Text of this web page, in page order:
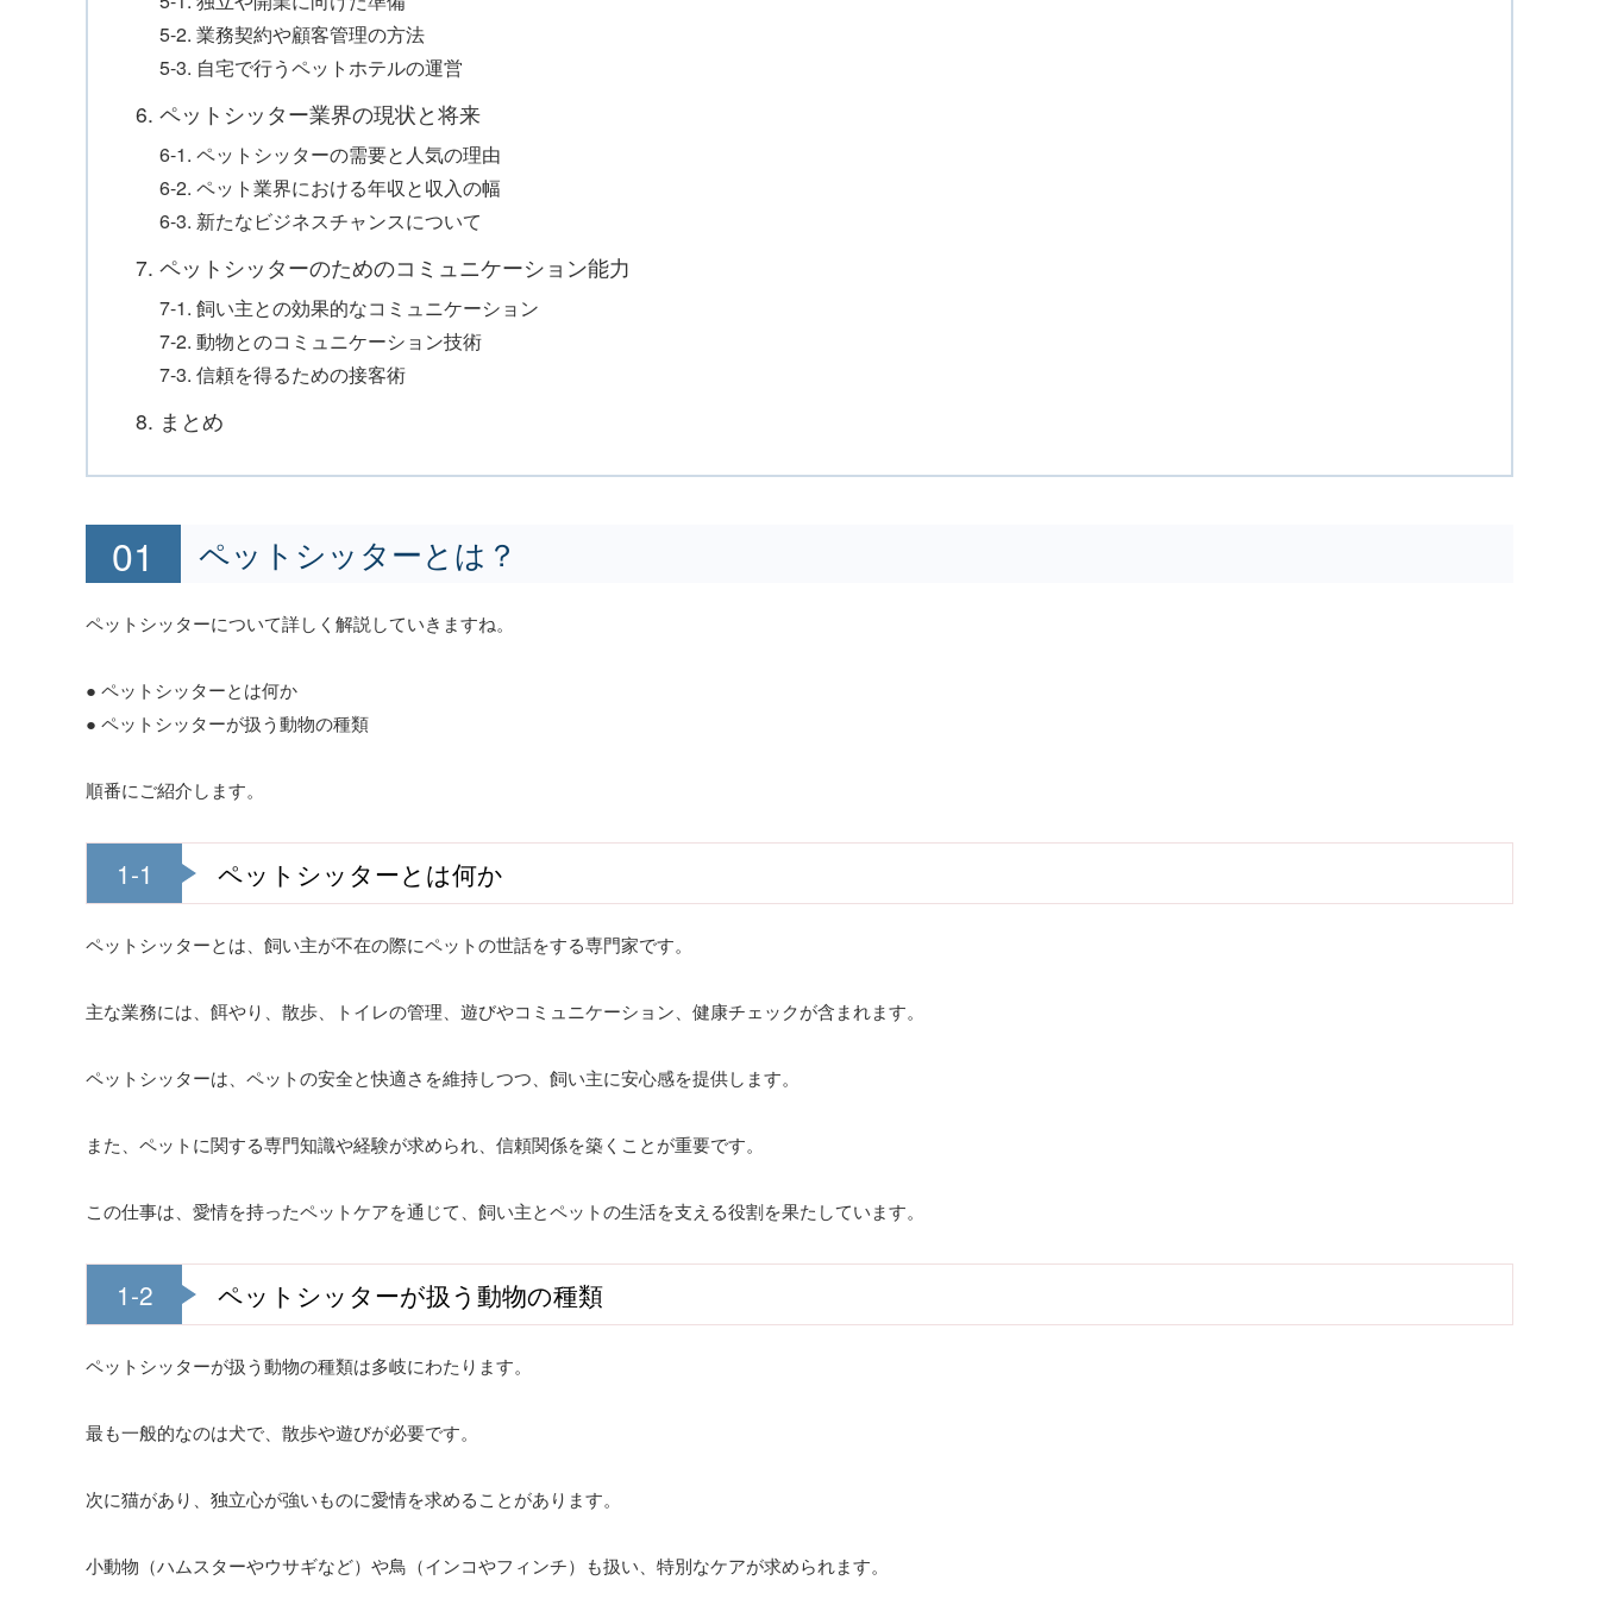
5-2. 業務契約や顧客管理の方法
5-3. 自宅で行うペットホテルの運営
6. ペットシッター業界の現状と将来
6-1. ペットシッターの需要と人気の理由
6-2. ペット業界における年収と収入の幅
6-3. 新たなビジネスチャンスについて
7. ペットシッターのためのコミュニケーション能力
7-1. 飼い主との効果的なコミュニケーション
7-2. 動物とのコミュニケーション技術
7-3. 信頼を得るための接客術
8. まとめ
ペットシッターとは？
ペットシッターについて詳しく解説していきますね。
● ペットシッターとは何か
● ペットシッターが扱う動物の種類
順番にご紹介します。
1-1 ペットシッターとは何か
ペットシッターとは、飼い主が不在の際にペットの世話をする専門家です。
主な業務には、餌やり、散歩、トイレの管理、遊びやコミュニケーション、健康チェックが含まれます。
ペットシッターは、ペットの安全と快適さを維持しつつ、飼い主に安心感を提供します。
また、ペットに関する専門知識や経験が求められ、信頼関係を築くことが重要です。
この仕事は、愛情を持ったペットケアを通じて、飼い主とペットの生活を支える役割を果たしています。
1-2 ペットシッターが扱う動物の種類
ペットシッターが扱う動物の種類は多岐にわたります。
最も一般的なのは犬で、散歩や遊びが必要です。
次に猫があり、独立心が強いものに愛情を求めることがあります。
小動物（ハムスターやウサギなど）や鳥（インコやフィンチ）も扱い、特別なケアが求められます。